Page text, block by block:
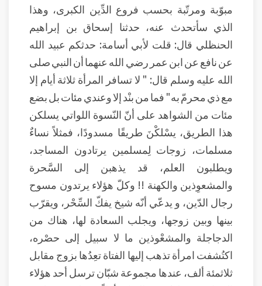
مبوّبة ومرتّبة بحسب فروع الدِّين الكبرى، وهذا
الذي سأتحدث عنه، حدثنا إسحاق بن إبراهيم
الحنظلي قال: قلت لأبي أسامة: حدثكم عبيد الله
عن نافع عن ابن عمر رضي الله عنهما أن النبي صلى
الله عليه وسلم قال: " لا تسافر المرأة ثلاثة أيام إلا
مع ذي محرمّ به" فما من بنْد إلا وعندي مئات بل بضع
مئات من الشواهد على أنّ النّسوة اللواتي يسلكن
هذا الطريق، يسْلكْنَ طريقًا مسدودًا، فمثلاً نساءٌ
مسلمات، زوجات لِمسلمين يرتادون المساجد،
ويطلبون العلم، قد يذهبن إلى السَّحرة
والمشعوِذين والكهنة !! وكلّ هؤلاء يرتدون مسوح
رجال الدّين، و يدعّي أنّه شيخ يفكّ السِّحْر، ويقرّب
بينها وبين زوجها، ويجلب السعادة لها، هناك من
الدجاجلة والمشعْوذين ما لا سبيل إلى حصْره،
اكتُشفت امرأة تذهب إليها الفتاة تعِدُها بزوج مقابل
ثلاثمئة ألف، عندها مجموعة شبّان ترسل أحد هؤلاء